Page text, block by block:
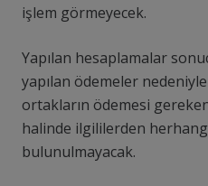
işlem görmeyecek.
Yapılan hesaplamalar
yapılan ödemeler
ortakların ödemesi
halinde ilgililerden
bulunulmayacak.